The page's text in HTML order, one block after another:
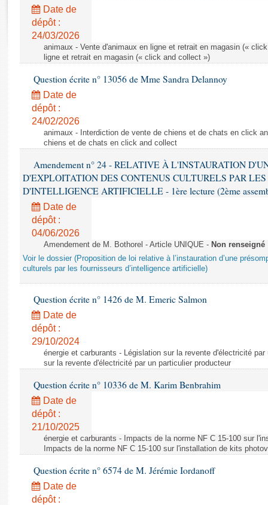
Rapports législatifs
Rapports sur l'application des lois
Baromètre de l’application des lois
Dossiers législatifs
Budget et sécurité sociale
Questions écrites et orales
Comptes rendus des débats
Date de
dépôt :
24/03/2026
animaux - Vente d'animaux en ligne et retrait en magasin («
ligne et retrait en magasin (« click and collect »)
Question écrite n° 13056 de Mme Sandra Delannoy
Date de
dépôt :
24/02/2026
animaux - Interdiction de vente de chiens et de chats en click
chiens et de chats en click and collect
Amendement n° 24 - RELATIVE À L'INSTAURATION
D'EXPLOITATION DES CONTENUS CULTURELS PAR LES
D'INTELLIGENCE ARTIFICIELLE - 1ère lecture (2ème
Date de
dépôt :
04/06/2026
Amendement de M. Bothorel - Article UNIQUE - Non renseigné
Voir le dossier (Proposition de loi relative à l’instauration d’une
culturels par les fournisseurs d’intelligence artificielle)
Question écrite n° 1426 de M. Emeric Salmon
Date de
dépôt :
29/10/2024
énergie et carburants - Législation sur la revente d'électricité
sur la revente d'électricité par un particulier producteur
Question écrite n° 10336 de M. Karim Benbrahim
Date de
dépôt :
21/10/2025
énergie et carburants - Impacts de la norme NF C 15-100 sur
Impacts de la norme NF C 15-100 sur l'installation de kits
Question écrite n° 6574 de M. Jérémie Iordanoff
Date de
dépôt :